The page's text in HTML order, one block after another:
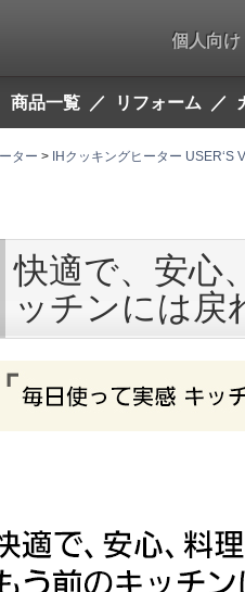
個人向
商品一覧 リフォーム
ター > IHクッキングヒーター USER‘S
快適で、安心
ッチンには戻